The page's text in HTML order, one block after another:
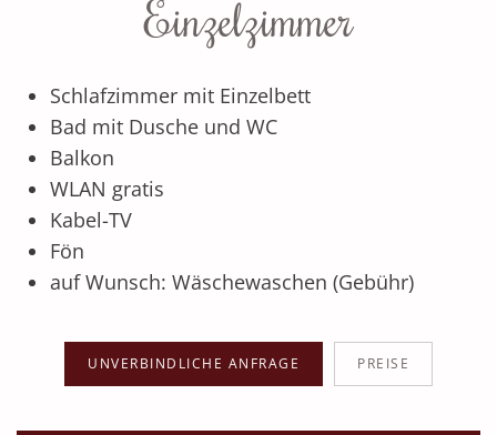
Einzelzimmer
Schlafzimmer mit Einzelbett
Bad mit Dusche und WC
Balkon
WLAN gratis
Kabel-TV
Fön
auf Wunsch: Wäschewaschen (Gebühr)
UNVERBINDLICHE ANFRAGE PREISE